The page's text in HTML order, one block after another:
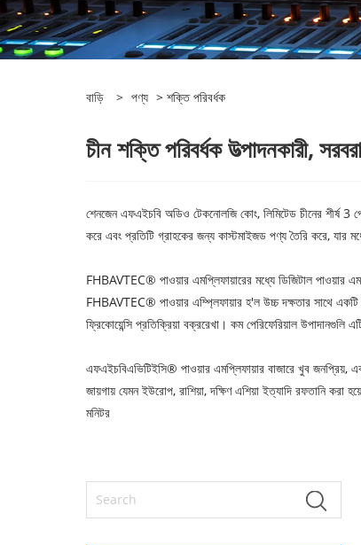
বাড়ি > পণ্য > শক্তি পরিবর্ধক
চীন শক্তি পরিবর্ধক উত্পাদনকারী,
শেনজেন এফএইচবি অডিও টেকনোলজি কোং, লিমিটেড চীনের
করে এবং প্রতিটি গ্রাহকের জন্য কাস্টমাইজড পণ্য তৈরি করে, যার
FHBAVTEC® পাওয়ার এমপ্লিফায়ারের মধ্যে ডিজিটাল পাওয়ার
FHBAVTEC® পাওয়ার এম্প্লিফায়ার হ'ল উচ্চ দক্ষতার সাথে একটি
ফ্রিকোয়েন্সি প্রতিক্রিয়া বক্ররেখা। কম পেরিফেরিয়াল
এফএইচবিএভিটিইসি® পাওয়ার এমপ্লিফায়ার বাজারে খুব জনপ্রিয়,
জায়গায় যেমন ইউরোপ, রাশিয়া, দক্ষিণ এশিয়া ইত্যাদি রফতানি করা
মনিটর